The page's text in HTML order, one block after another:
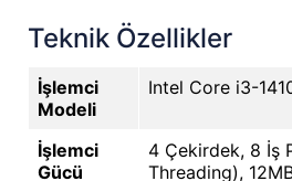
Teknik Özellikler
İşlemci
Modeli
Intel Core i3-
İşlemci
Gücü
4 Çekirdek, 8 İş
Threading),